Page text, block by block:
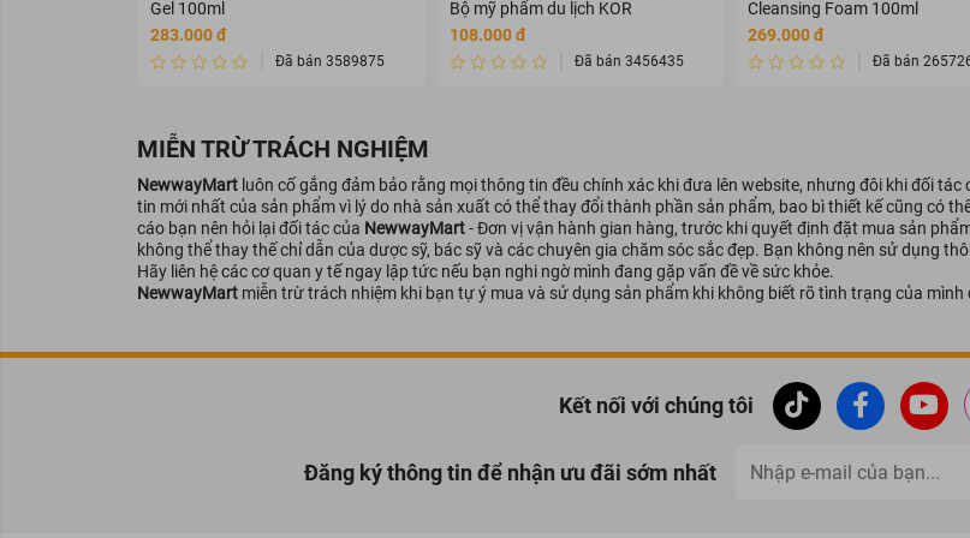
Thành phần từ thiên nhiên an toàn tuyệt đối, không gây kích ứng, bỏng da.
Thành phần hoạt chất
Cinnamon Cassia Bark Oil
đường có trong máu.
Zingiber Officinale Root Oil: tính nóng do trong thành phần chứa Gingerol và shogaol ức
lượng cholesterol giúp săn chắc da, hạn chế tình trạng mỡ tích tụ.
Lưu ý
Gel 100ml
283.000 đ
Đã bán 3589875
Bộ mỹ phẩm du lịch KOR
108.000 đ
Đã bán 3456435
Cleansing Foam 100ml
269.000 đ
Đã bán
MIỄN TRỪ TRÁCH NGHIỆM
NewwayMart luôn cố gắng đảm bảo rằng mọi thông tin đều chính xác khi đưa lên website, nhưng đôi khi đối
tin mới nhất của sản phẩm vì lý do nhà sản xuất có thể thay đổi thành phần sản phẩm, bao bì thiết kế cũng có
cáo bạn nên hỏi lại đối tác của NewwayMart- Đơn vị vận hành gian hàng, trước khi quyết định đặt mua sản
không thể thay thế chỉ dẫn của dược sỹ, bác sỹ và các chuyên gia chăm sóc sắc đẹp. Bạn không nên sử dụng
Hãy liên hệ các cơ quan y tế ngay lập tức nếu bạn nghi ngờ mình đang gặp vấn đề về sức khỏe.
NewwayMart miễn trừ trách nhiệm khi bạn tự ý mua và sử dụng sản phẩm khi không biết rõ tình trạng của
Kết nối với chúng tôi
Đăng ký thông tin để nhận ưu đãi sớm nhất